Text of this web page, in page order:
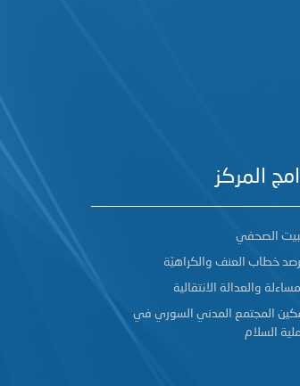
المركز
الصحفي
خطاب العنف والكراهيّة
والعدالة الانتقالية
المجتمع المدني السوري في
السلام